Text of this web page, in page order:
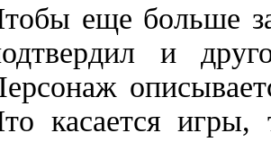
еще больше
и
касается игры,